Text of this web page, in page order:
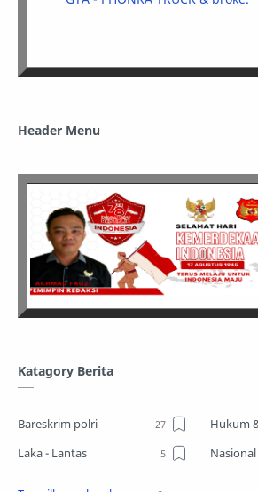
Header Menu
Katagory Berita
Bareskrim polri
Hukum
Laka - Lantas
Nasional